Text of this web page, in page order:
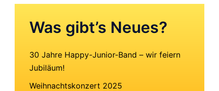
Was gibt’s Neues?
30 Jahre Happy-Junior-Band – wir feiern
Jubiläum!
Weihnachtskonzert 2025